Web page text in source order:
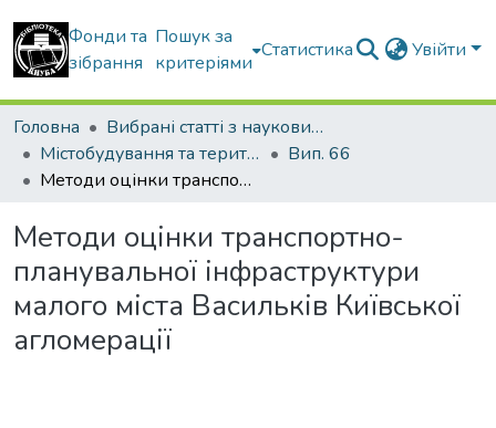
Фонди та
зібрання
Пошук за
критеріями
Статистика Увійти
Головна
Вибрані статті з наукових збірників КНУБА
Містобудування та територіальне планування
Вип. 66
Методи оцінки транспортно-планувальної інфраструктури малого міста Васильків Київської агломерації
Методи оцінки транспортно-
планувальної інфраструктури
малого міста Васильків Київської
агломерації